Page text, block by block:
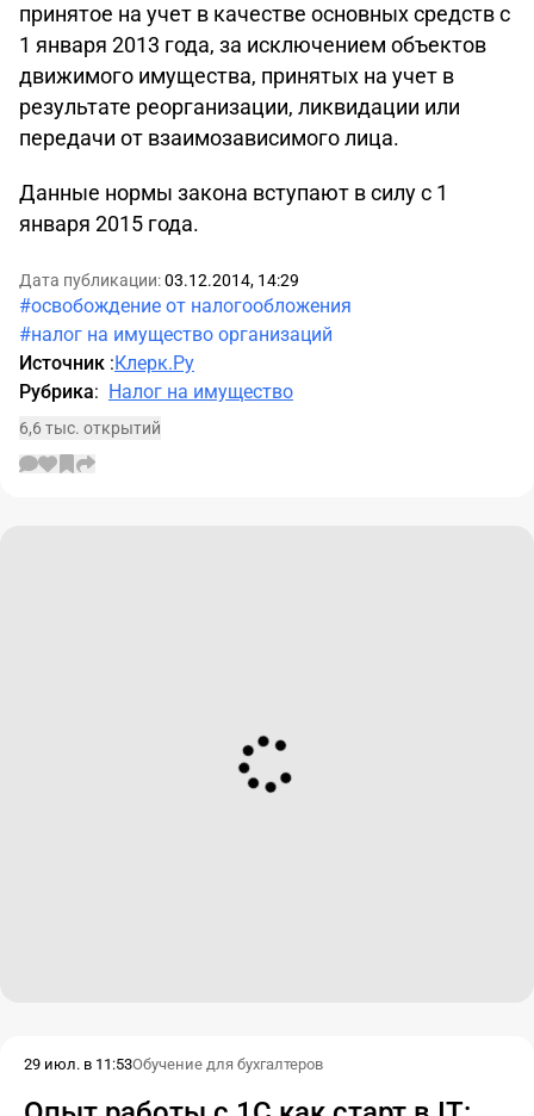
принятое на учет в качестве основных средств с
1 января 2013 года, за исключением объектов
движимого имущества, принятых на учет в
результате реорганизации, ликвидации или
передачи от взаимозависимого лица.
Данные нормы закона вступают в силу с 1
января 2015 года.
Дата публикации:03.12.2014, 14:29
#освобождение от налогообложения
#налог на имущество организаций
Источник :Клерк.Ру
Рубрика: Налог на имущество
6,6 тыс. открытий
29 июл. в 11:53Обучение для бухгалтеров